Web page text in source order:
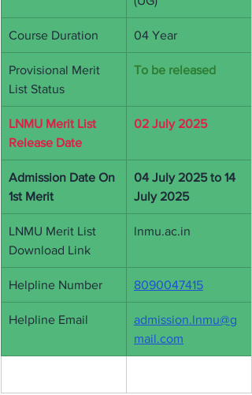
Course Duration 04 Year
Provisional Merit
List Status
To be released
LNMU Merit List
Release Date
02 July 2025
Admission Date On
1st Merit
04 July 2025 to 14
July 2025
LNMU Merit List
Download Link
lnmu.ac.in
Helpline Number 8090047415
Helpline Email
admission.lnmu@g
mail.com